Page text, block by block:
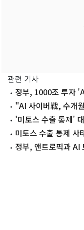
관련 기사
정부, 1000조 투자
잇(IT)쥬]
"AI 사이버戰, 수개
'미토스 수출 통제'
(IT)쥬]
미토스 수출 통제
중"정부, 앤트로픽과